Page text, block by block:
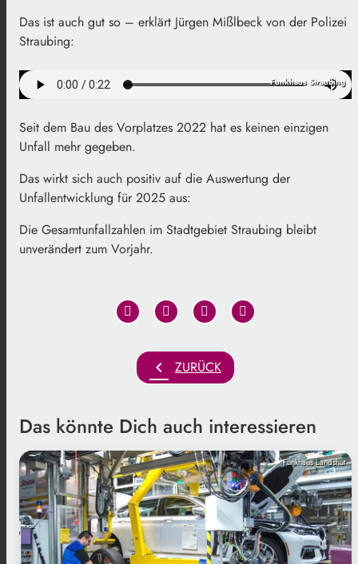
Das ist auch gut so – erklärt Jürgen Mißlbeck von der Polizei
Straubing:
Funkhaus Straubing
Seit dem Bau des Vorplatzes 2022 hat es keinen einzigen
Unfall mehr gegeben.
Das wirkt sich auch positiv auf die Auswertung der
Unfallentwicklung für 2025 aus:
Die Gesamtunfallzahlen im Stadtgebiet Straubing bleibt
unverändert zum Vorjahr.
chevron_left ZURÜCK
Das könnte Dich auch interessieren
Funkhaus Landshut